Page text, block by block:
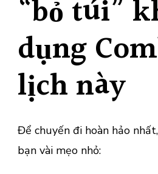
“bỏ túi”
dụng
lịch này
Để chuyến đi hoàn hảo
bạn vài mẹo nhỏ: